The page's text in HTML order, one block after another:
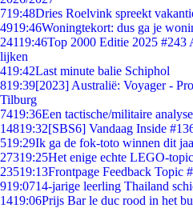
719:48Dries Roelvink spreekt
4919:46Woningtekort: dus ga je
24119:46Top 2000 Editie 2025
lijken
419:42Last minute balie Schiphol
819:39[2023] Australië: Voyager -
Tilburg
7419:36Een tactische/militaire
14819:32[SBS6] Vandaag Inside
519:29Ik ga de fok-toto winnen dit
27319:25Het enige echte LEGO-
23519:13Frontpage Feedback Topic
919:0714-jarige leerling Thailand
1419:06Prijs Bar le duc rood in het